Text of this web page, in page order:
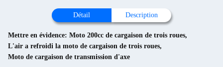
Détail Description
Mettre en évidence: Moto 200cc de cargaison de trois roues,
L'air a refroidi la moto de cargaison de trois roues,
Moto de cargaison de transmission d'axe